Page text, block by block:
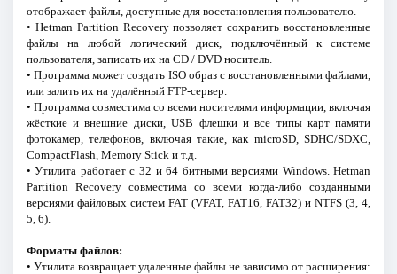
отображает файлы, доступные для восстановления пользователю.
• Hetman Partition Recovery позволяет сохранить восстановленные
файлы на любой логический диск, подключённый к системе
пользователя, записать их на CD / DVD носитель.
• Программа может создать ISO образ с восстановленными файлами,
или залить их на удалённый FTP-сервер.
• Программа совместима со всеми носителями информации, включая
жёсткие и внешние диски, USB флешки и все типы карт памяти
фотокамер, телефонов, включая такие, как microSD, SDHC/SDXC,
CompactFlash, Memory Stick и т.д.
• Утилита работает с 32 и 64 битными версиями Windows. Hetman
Partition Recovery совместима со всеми когда-либо созданными
версиями файловых систем FAT (VFAT, FAT16, FAT32) и NTFS (3, 4,
5, 6).
Форматы файлов:
• Утилита возвращает удаленные файлы не зависимо от расширения: